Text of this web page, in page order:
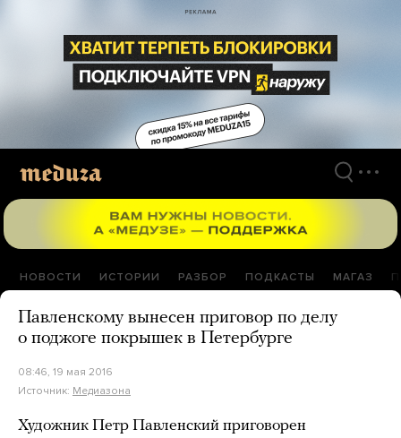
материалам
НОВОСТИ ИСТОРИИ РАЗБОР ПОДКАСТЫ МАГАЗ
Павленскому вынесен приговор по делу
о поджоге покрышек в Петербурге
08:46, 19 мая 2016
Источник: Медиазона
Художник Петр Павленский приговорен